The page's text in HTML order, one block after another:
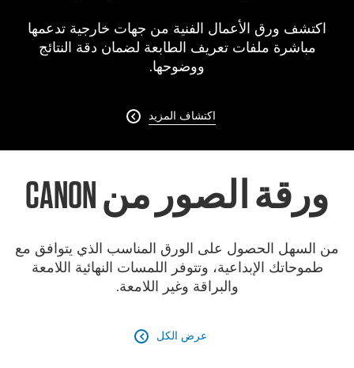
اكتشف ورق الأعمال الفنية من جهات خارجية تدعمها
مباشرة ملفات تعريف الطابعة لضمان دقة النتائج
ووضوحها.
اكتشاف المزيد 
ورقة الصور من CANON
من السهل الحصول على الورق المناسب الذي يتوافق مع
طموحاتك الإبداعية، وتتوفر اللمسات النهائية اللامعة
والبراقة وغير اللامعة.
عرض الكل 